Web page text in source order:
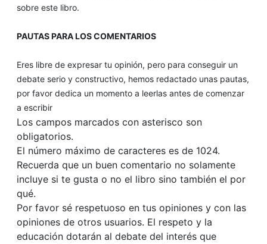
sobre este libro.
PAUTAS PARA LOS COMENTARIOS
Eres libre de expresar tu opinión, pero para conseguir un
debate serio y constructivo, hemos redactado unas pautas,
por favor dedica un momento a leerlas antes de comenzar
a escribir
Los campos marcados con asterisco son
obligatorios.
El número máximo de caracteres es de 1024.
Recuerda que un buen comentario no solamente
incluye si te gusta o no el libro sino también el por
qué.
Por favor sé respetuoso en tus opiniones y con las
opiniones de otros usuarios. El respeto y la
educación dotarán al debate del interés que